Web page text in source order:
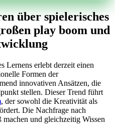
über spielerisches
play boom und
Lernens erlebt derzeit einen
Formen der
innovativen Ansätzen, die
stellen. Dieser Trend führt
, der sowohl die Kreativität als
Die Nachfrage nach
und gleichzeitig Wissen